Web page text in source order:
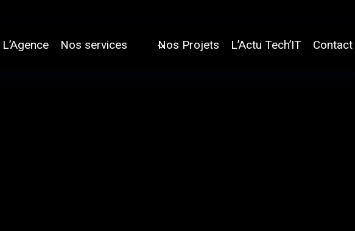
L’Agence Nos services Nos Projets L’Actu Tech’IT Contact